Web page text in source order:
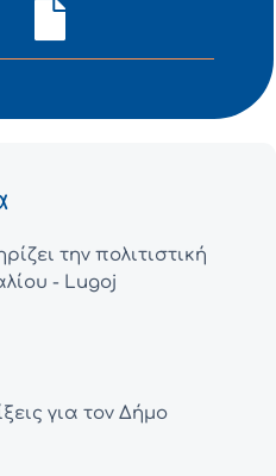
την πολιτιστική
- Lugoj
για τον Δήμο